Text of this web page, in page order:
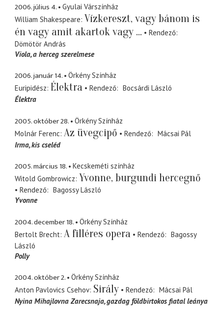
2006. július 4.
Gyulai Várszínház
William Shakespeare Vízkereszt, vagy bánom is
én vagy amit akartok vagy ...
Rendező
Dömötör András
Viola a herceg szerelmese
2006. január 14.
Örkény Színház
Euripidész Élektra Rendező
Bocsárdi László
Élektra
2005. október 28.
Örkény Színház
Molnár Ferenc Az üvegcipő Rendező
Mácsai Pál
Irma kis cseléd
2005. március 18.
Kecskeméti színház
Witold Gombrowicz Yvonne, burgundi hercegnő
Rendező
Bagossy László
Yvonne
2004. december 18.
Örkény Színház
Bertolt Brecht A filléres opera Rendező
Bagossy
László
Polly
2004. október 2.
Örkény Színház
Anton Pavlovics Csehov Sirály Rendező
Mácsai Pál
Nyina Mihajlovna Zarecsnaja gazdag földbirtokos fiatal leánya